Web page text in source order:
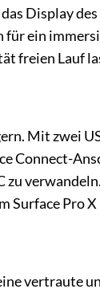
Display
ein
freien Lauf
Mit zwei
Connect-
zu
Surface Pro
vertraute